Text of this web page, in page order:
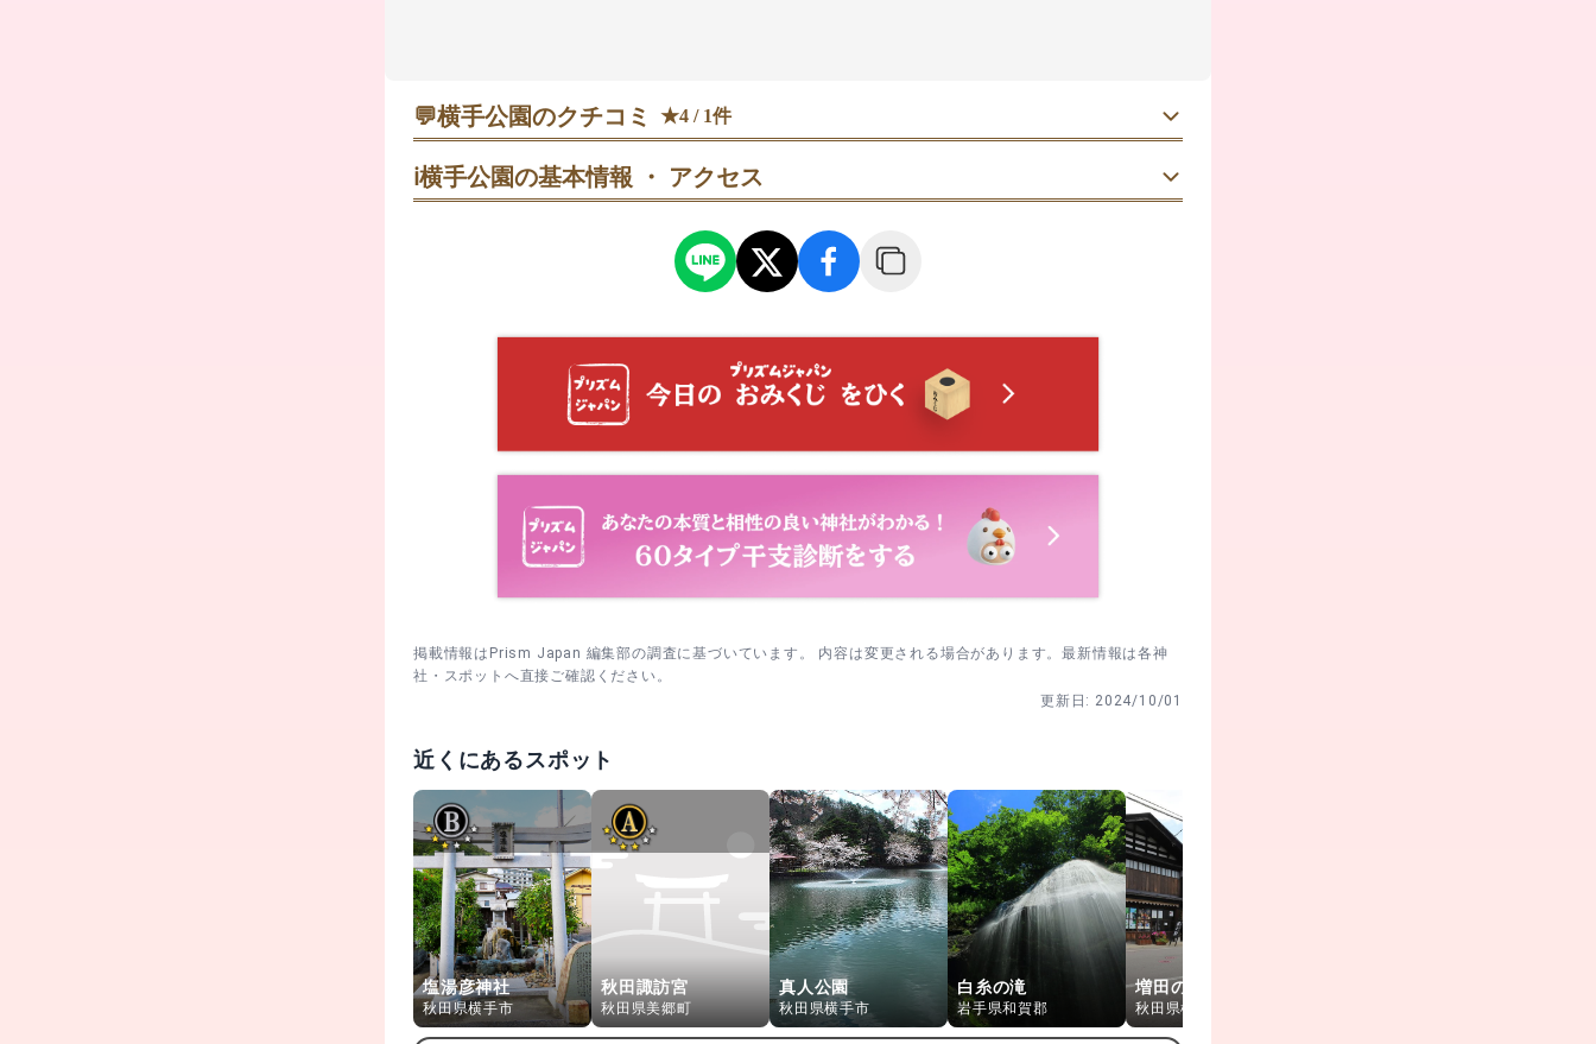
💬横手公園のクチコミ ★4 / 1件
ℹ️横手公園の基本情報 ・ アクセス
掲載情報はPrism Japan 編集部の調査に基づいています。 内容は変更される場合があります。最新情報は各神
社・スポットへ直接ご確認ください。
更新日: 2024/10/01
近くにあるスポット
塩湯彦神社
秋田県横手市
秋田諏訪宮
秋田県美郷町
真人公園
秋田県横手市
白糸の滝
岩手県和賀郡
増田の町並み
秋田県横手市